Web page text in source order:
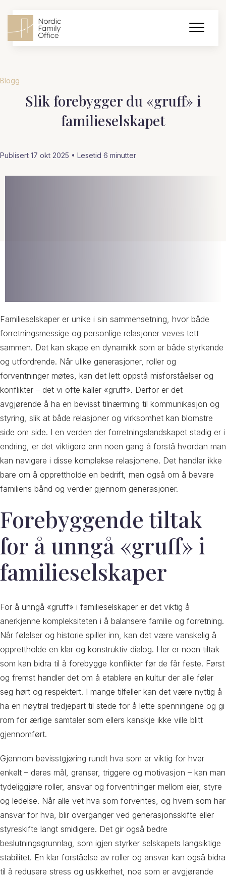
Blogg
Slik forebygger du «gruff» i
familieselskapet
Publisert 17 okt 2025 • Lesetid 6 minutter
Familieselskaper er unike i sin sammensetning, hvor både
forretningsmessige og personlige relasjoner veves tett
sammen. Det kan skape en dynamikk som er både styrkende
og utfordrende. Når ulike generasjoner, roller og
forventninger møtes, kan det lett oppstå misforståelser og
konflikter – det vi ofte kaller «gruff». Derfor er det
avgjørende å ha en bevisst tilnærming til kommunikasjon og
styring, slik at både relasjoner og virksomhet kan blomstre
side om side. I en verden der forretningslandskapet stadig er i
endring, er det viktigere enn noen gang å forstå hvordan man
kan navigere i disse komplekse relasjonene. Det handler ikke
bare om å opprettholde en bedrift, men også om å bevare
familiens bånd og verdier gjennom generasjoner.
Forebyggende tiltak
for å unngå «gruff» i
familieselskaper
For å unngå «gruff» i familieselskaper er det viktig å
anerkjenne kompleksiteten i å balansere familie og forretning.
Når følelser og historie spiller inn, kan det være vanskelig å
opprettholde en klar og konstruktiv dialog. Her er noen tiltak
som kan bidra til å forebygge konflikter før de får feste. Først
og fremst handler det om å etablere en kultur der alle føler
seg hørt og respektert. I mange tilfeller kan det være nyttig å
ha en nøytral tredjepart til stede for å lette spenningene og gi
rom for ærlige samtaler som ellers kanskje ikke ville blitt
gjennomført.
Gjennom bevisstgjøring rundt hva som er viktig for hver
enkelt – deres mål, grenser, triggere og motivasjon – kan man
tydeliggjøre roller, ansvar og forventninger mellom eier, styre
og ledelse. Når alle vet hva som forventes, og hvem som har
ansvar for hva, blir overganger ved generasjonsskifte eller
styreskifte langt smidigere. Det gir også bedre
beslutningsgrunnlag, som igjen styrker selskapets langsiktige
stabilitet. En klar forståelse av roller og ansvar kan også bidra
til å redusere stress og usikkerhet, noe som er avgjørende